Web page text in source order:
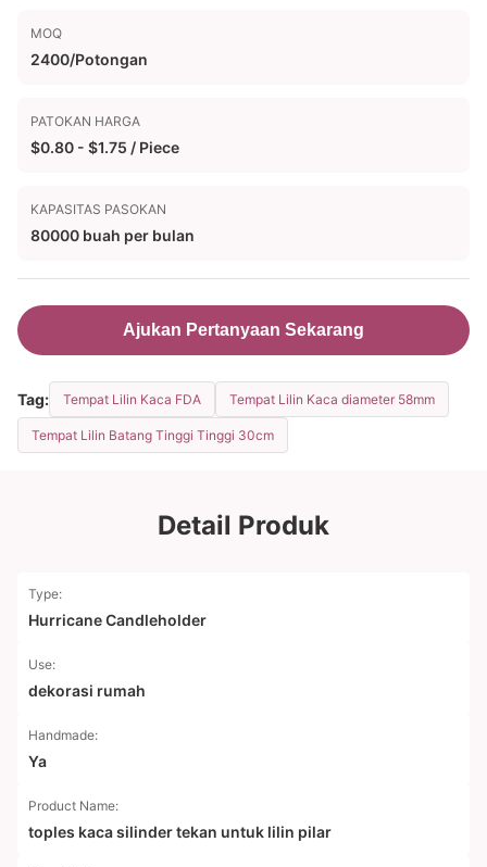
MOQ
2400/Potongan
PATOKAN HARGA
$0.80 - $1.75 / Piece
KAPASITAS PASOKAN
80000 buah per bulan
Ajukan Pertanyaan Sekarang
Tag: Tempat Lilin Kaca FDA Tempat Lilin Kaca diameter 58mm
Tempat Lilin Batang Tinggi Tinggi 30cm
Detail Produk
Type:
Hurricane Candleholder
Use:
dekorasi rumah
Handmade:
Ya
Product Name:
toples kaca silinder tekan untuk lilin pilar